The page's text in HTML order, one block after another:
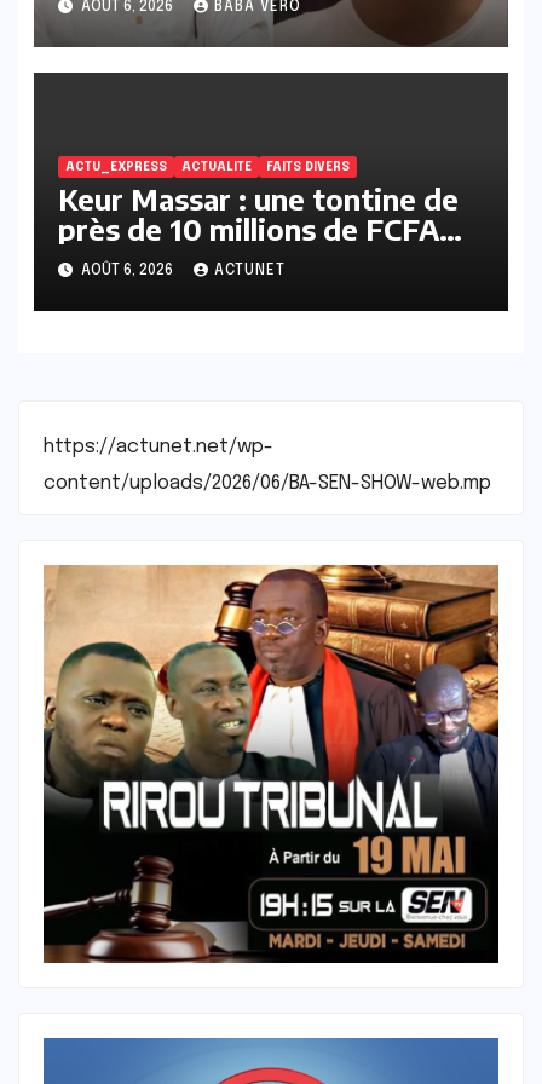
AOÛT 6, 2026 BABA VERO
ACTU_EXPRESS ACTUALITE FAITS DIVERS
Keur Massar : une tontine de
près de 10 millions de FCFA
vire au scandale, la
responsable en prison
AOÛT 6, 2026 ACTUNET
https://actunet.net/wp-
content/uploads/2026/06/BA-SEN-SHOW-web.mp